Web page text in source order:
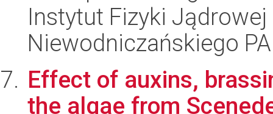
Instytut Fizyki
Niewodniczańskiego
Effect of auxins,
the algae from